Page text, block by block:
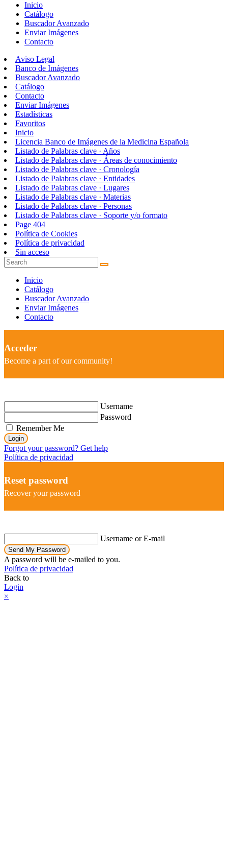
Inicio
Catálogo
Buscador Avanzado
Enviar Imágenes
Contacto
Aviso Legal
Banco de Imágenes
Buscador Avanzado
Catálogo
Contacto
Enviar Imágenes
Estadísticas
Favoritos
Inicio
Licencia Banco de Imágenes de la Medicina Española
Listado de Palabras clave · Años
Listado de Palabras clave · Áreas de conocimiento
Listado de Palabras clave · Cronología
Listado de Palabras clave · Entidades
Listado de Palabras clave · Lugares
Listado de Palabras clave · Materias
Listado de Palabras clave · Personas
Listado de Palabras clave · Soporte y/o formato
Page 404
Política de Cookies
Política de privacidad
Sin acceso
Inicio
Catálogo
Buscador Avanzado
Enviar Imágenes
Contacto
Acceder
Become a part of our community!
Username
Password
Remember Me
Login
Forgot your password? Get help
Política de privacidad
Reset password
Recover your password
Username or E-mail
Send My Password
A password will be e-mailed to you.
Política de privacidad
Back to
Login
×